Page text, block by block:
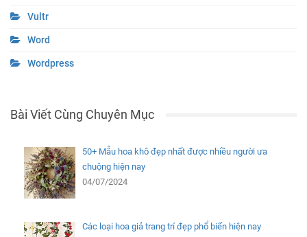
Vultr
Word
Wordpress
Bài Viết Cùng Chuyên Mục
50+ Mẫu hoa khô đẹp nhất được nhiều người ưa
chuộng hiện nay
04/07/2024
Các loại hoa giả trang trí đẹp phổ biến hiện nay